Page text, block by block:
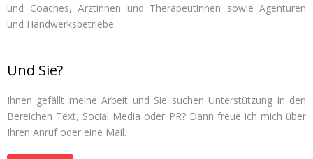
und Coa­ches, Ärz­tin­nen und The­ra­peu­tin­nen sowie Agen­tu­ren
und Handwerksbetriebe.
Und Sie?
Ihnen gefällt meine Arbeit und Sie suchen Unter­stüt­zung in den
Berei­chen Text, Social Media oder PR? Dann freue ich mich über
Ihren Anruf oder eine Mail.